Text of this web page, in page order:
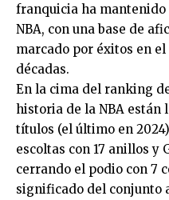
franquicia ha mantenido
NBA, con una base de
marcado por éxitos en
décadas.
En la cima del ranking
historia de la NBA están
títulos (el último en
escoltas con 17 anillos y
cerrando el podio con 7
significado del conjunto